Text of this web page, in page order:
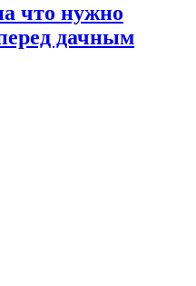
что нужно
дачным